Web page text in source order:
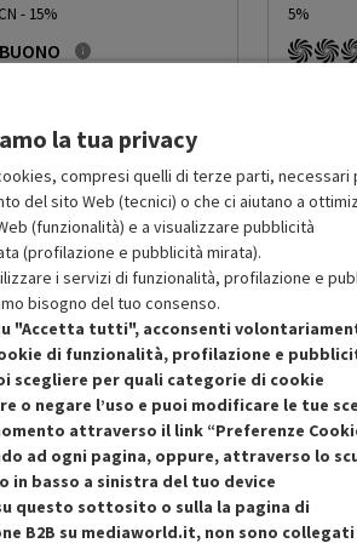
min modalità
h)
modalità
modalità
62
modalità
67
Filtri antigrasso: Alluminio
rimovibile Sì
1
- 15%
BUONO
209.99 -15%
Prezzo ridotto da
178.49a-50%
89.24
al carrello
RICONDIZIONATI
sconto del 50% sul prodotto
ricondizionato.
5%
In
la tua privacy
compresi quelli di terze parti, necessari
del sito Web (tecnici) o che ci aiutano a
(funzionalità) e a visualizzare pubblicità
(profilazione e pubblicità mirata).
i servizi di funzionalità, profilazione e
bisogno del tuo consenso.
"Accetta tutti", acconsenti
di funzionalità, profilazione e
scegliere per quali categorie di cookie
o negare l’uso e puoi modificare le tue
attraverso il link “Preferenze
ad ogni pagina, oppure, attraverso lo
in basso a sinistra del tuo device
questo sottosito o sulla la pagina di
B2B su mediaworld.it, non sono collegati